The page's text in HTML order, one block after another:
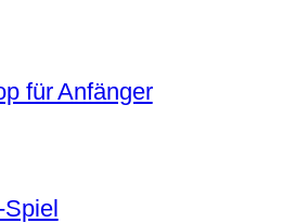
für Anfänger
Spiel